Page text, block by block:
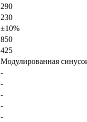
290
230
±10%
850
425
Модулированная
-
-
-
-
-